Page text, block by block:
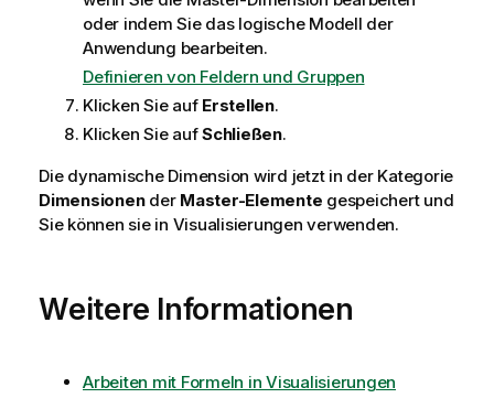
oder indem Sie das logische Modell der
Anwendung bearbeiten.
Definieren von Feldern und Gruppen
Klicken Sie auf Erstellen.
Klicken Sie aufSchließen.
Die dynamische Dimension wird jetzt in der Kategorie
Dimensionender Master-Elemente gespeichert und
Sie können sie in Visualisierungen verwenden.
Weitere Informationen
Arbeiten mit Formeln in Visualisierungen